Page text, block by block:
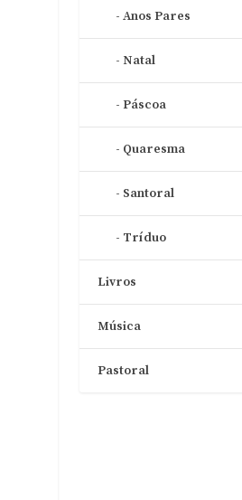
Anos Pares
Natal
Páscoa
Quaresma
Santoral
Tríduo
Livros
Música
Pastoral